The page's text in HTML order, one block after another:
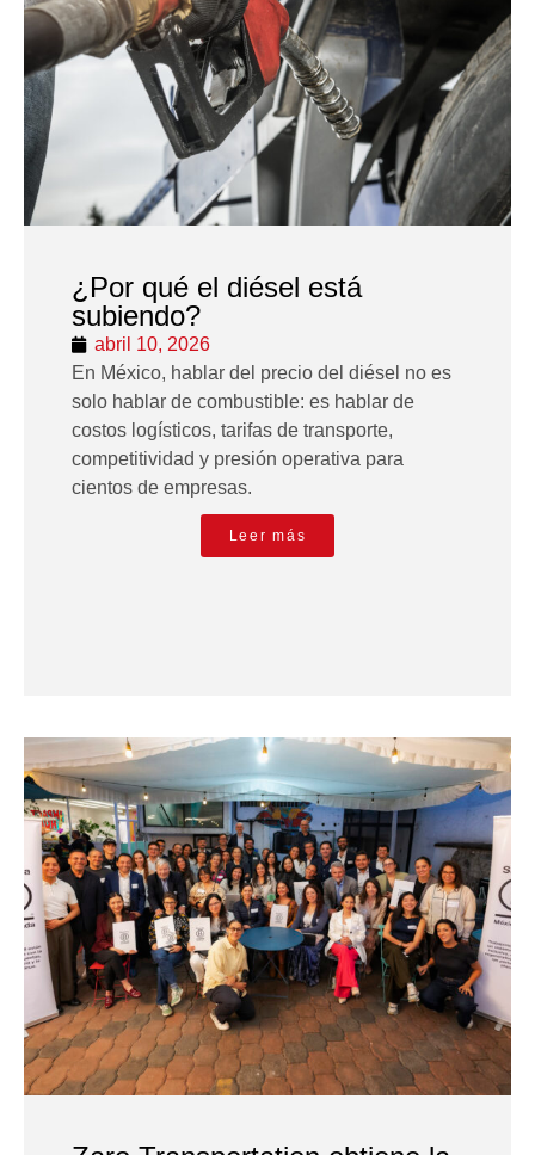
¿Por qué el diésel está
subiendo?
abril 10, 2026
En México, hablar del precio del diésel no es
solo hablar de combustible: es hablar de
costos logísticos, tarifas de transporte,
competitividad y presión operativa para
cientos de empresas.
Leer más